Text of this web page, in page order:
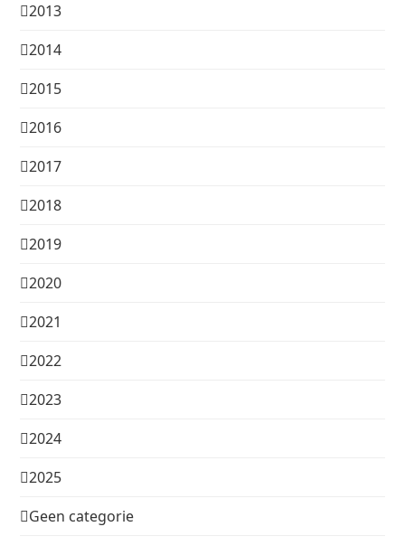
2013
2014
2015
2016
2017
2018
2019
2020
2021
2022
2023
2024
2025
Geen categorie